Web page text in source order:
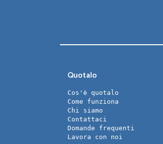
Quotalo
Cos'è quotalo
Come funziona
Chi siamo
Contattaci
Domande frequenti
Lavora con noi